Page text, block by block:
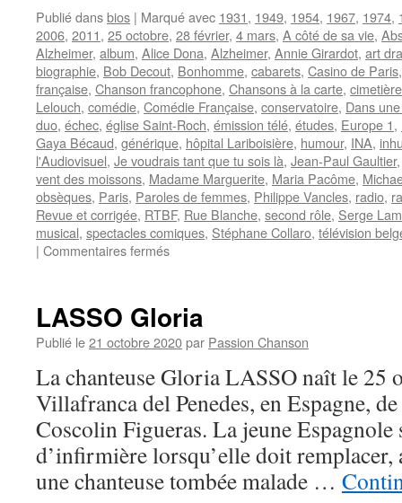
Publié dansbios | Marqué avec 1931, 1949, 1954, 1967, 1974,
2006, 2011, 25 octobre, 28 février, 4 mars, A côté de sa vie,
Alzheimer, album, Alice Dona, Alzheimer, Annie Girardot, art
biographie, Bob Decout, Bonhomme, cabarets, Casino de Paris
française, Chanson francophone, Chansons à la carte,
Lelouch, comédie, Comédie Française, conservatoire, Dans
duo, échec, église Saint-Roch, émission télé, études, Europe 1,
Gaya Bécaud, générique, hôpital Lariboisière, humour, INA,
l'Audiovisuel, Je voudrais tant que tu sois là, Jean-Paul Gaultier
vent des moissons, Madame Marguerite, Maria Pacôme,
obsèques, Paris, Paroles de femmes, Philippe Vancles, radio,
Revue et corrigée, RTBF, Rue Blanche, second rôle, Serge
musical, spectacles comiques, Stéphane Collaro, télévision
| Commentaires ferméssur
LASSO Gloria
Publié le21 octobre 2020par Passion Chanson
La chanteuse Gloria LASSO naît le 25
Villafranca del Penedes, en Espagne,
Coscolin Figueras. La jeune Espagnole
d’infirmière lorsqu’elle doit
une chanteuse tombée malade …